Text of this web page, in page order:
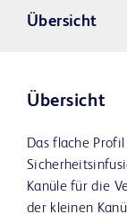
Übersicht
Übersicht
Das flache
Kanüle für die
der kleinen